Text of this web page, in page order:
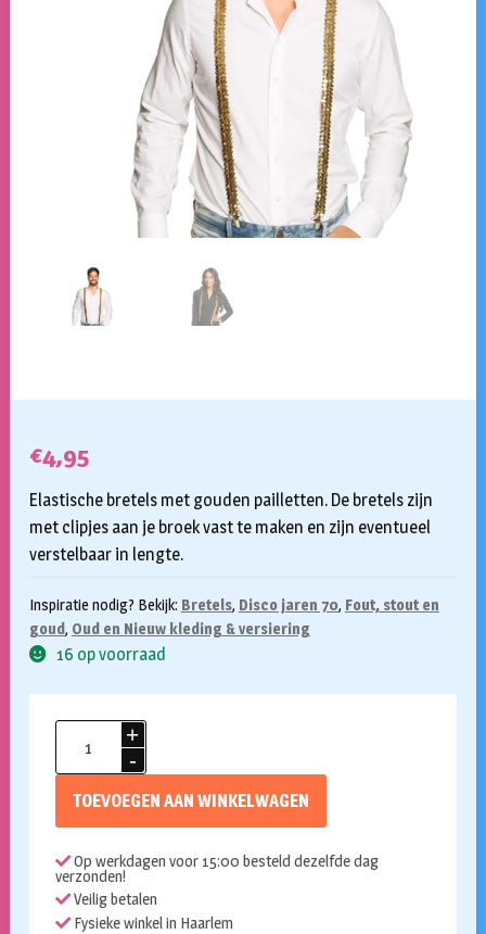
€4,95
Elastische bretels met gouden pailletten. De bretels zijn
met clipjes aan je broek vast te maken en zijn eventueel
verstelbaar in lengte.
Inspiratie nodig? Bekijk: Bretels, Disco jaren 70, Fout, stout en
goud, Oud en Nieuw kleding & versiering
16 op voorraad
pailletten
TOEVOEGEN AAN WINKELWAGEN
Op werkdagen voor 15:00 besteld dezelfde dag
verzonden!
Veilig betalen
Fysieke winkel in Haarlem